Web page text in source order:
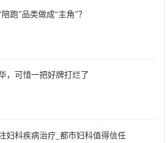
跑”品类做成“主角”？
，可惜一把好牌打烂了
妇科疾病治疗_都市妇科值得信任